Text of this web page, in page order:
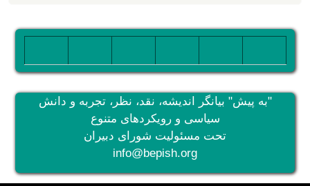
"به پیش" بیانگر اندیشه، نقد، نظر، تجربه و دانش
سیاسی و رویکردهای متنوع
تحت مسئولیت شورای دبیران
info@bepish.org